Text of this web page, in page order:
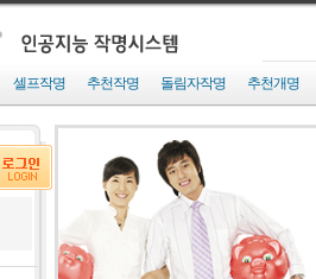
셀프작명 추천작명 돌림자작명 추천개명